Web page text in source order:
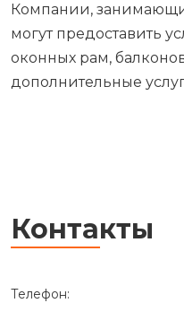
Компании,
могут предоставить
оконных рам,
дополнительные
Контакты
Телефон: